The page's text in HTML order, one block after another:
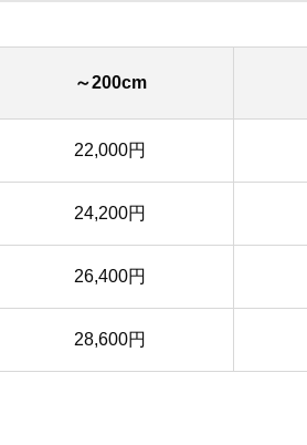
～200cm
22,000円
24,200円
26,400円
28,600円